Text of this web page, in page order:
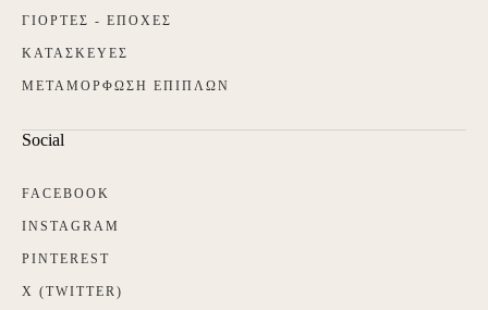
ΓΙΟΡΤΕΣ - ΕΠΟΧΕΣ
ΚΑΤΑΣΚΕΥΕΣ
ΜΕΤΑΜΟΡΦΩΣΗ ΕΠΙΠΛΩΝ
Social
FACEBOOK
INSTAGRAM
PINTEREST
X (TWITTER)